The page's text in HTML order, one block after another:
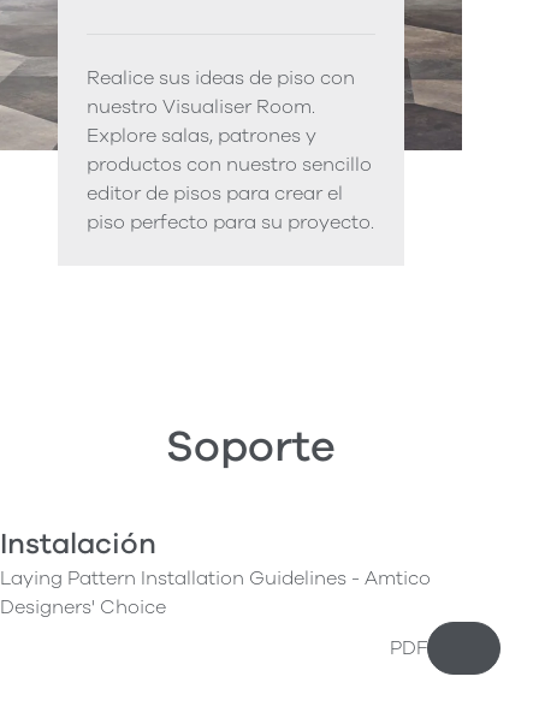
Realice sus ideas de piso con
nuestro Visualiser Room.
Explore salas, patrones y
productos con nuestro sencillo
editor de pisos para crear el
piso perfecto para su proyecto.
Soporte
Instalación
Laying Pattern Installation Guidelines - Amtico
Designers' Choice
PDF